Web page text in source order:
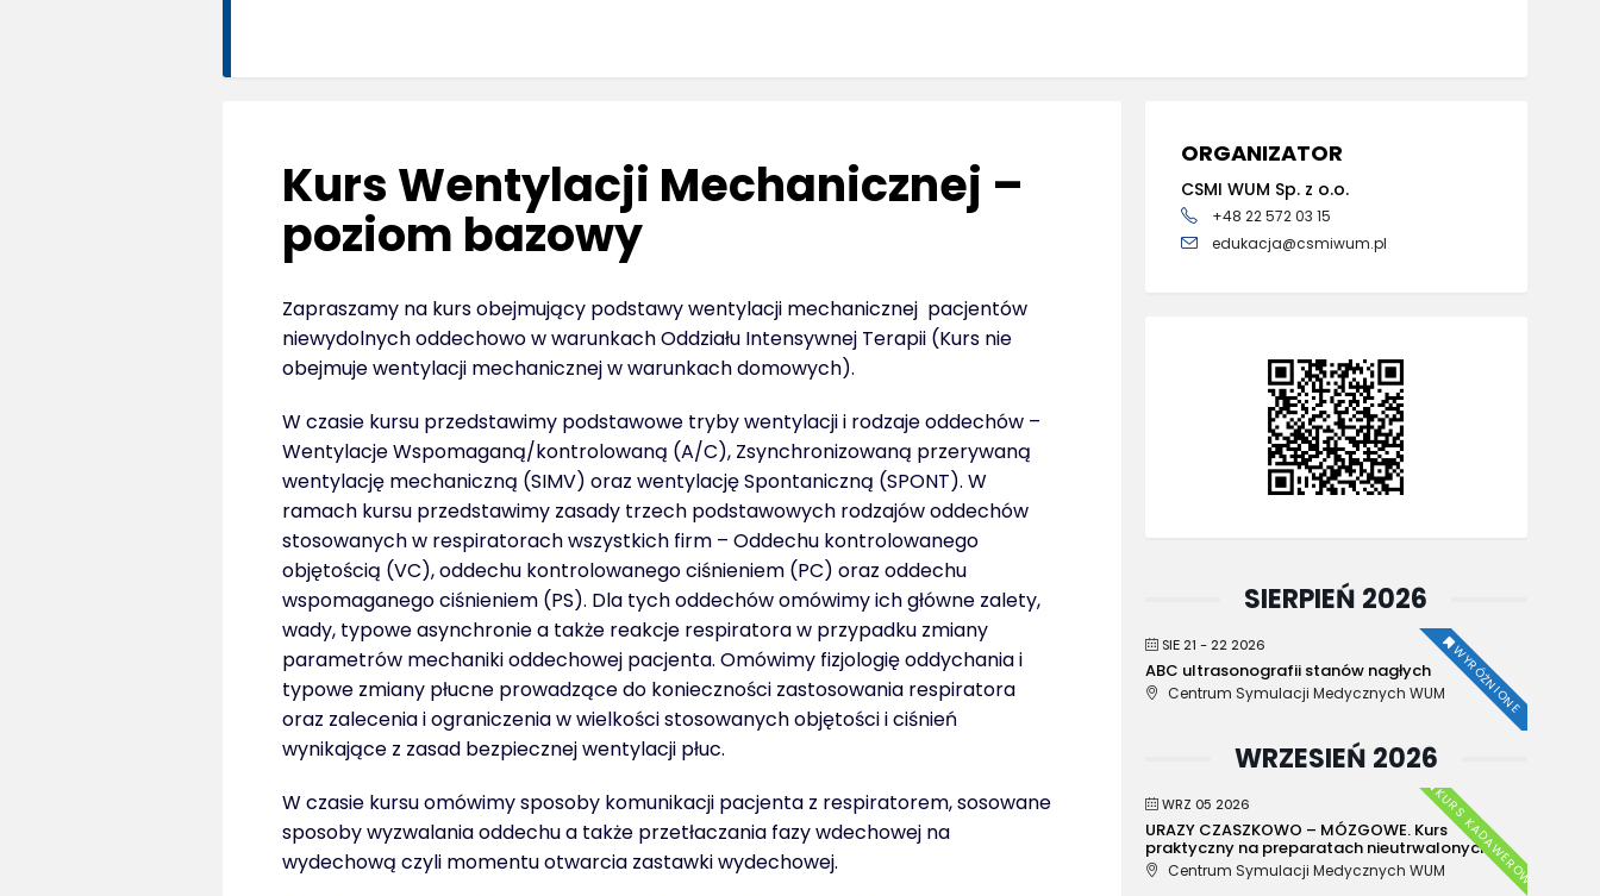
Kurs Wentylacji Mechanicznej –
poziom bazowy
Zapraszamy na kurs obejmujący podstawy wentylacji mechanicznej pacjentów
niewydolnych oddechowo w warunkach Oddziału Intensywnej Terapii (Kurs nie
obejmuje wentylacji mechanicznej w warunkach domowych).
W czasie kursu przedstawimy podstawowe tryby wentylacji i rodzaje oddechów –
Wentylacje Wspomaganą/kontrolowaną (A/C), Zsynchronizowaną przerywaną
wentylację mechaniczną (SIMV) oraz wentylację Spontaniczną (SPONT). W
ramach kursu przedstawimy zasady trzech podstawowych rodzajów oddechów
stosowanych w respiratorach wszystkich firm – Oddechu kontrolowanego
objętością (VC), oddechu kontrolowanego ciśnieniem (PC) oraz oddechu
wspomaganego ciśnieniem (PS). Dla tych oddechów omówimy ich główne zalety,
wady, typowe asynchronie a także reakcje respiratora w przypadku zmiany
parametrów mechaniki oddechowej pacjenta. Omówimy fizjologię oddychania i
typowe zmiany płucne prowadzące do konieczności zastosowania respiratora
oraz zalecenia i ograniczenia w wielkości stosowanych objętości i ciśnień
wynikające z zasad bezpiecznej wentylacji płuc.
W czasie kursu omówimy sposoby komunikacji pacjenta z respiratorem, sosowane
sposoby wyzwalania oddechu a także przetłaczania fazy wdechowej na
wydechową czyli momentu otwarcia zastawki wydechowej.
ORGANIZATOR
CSMI WUM Sp. z o.o.
+48 22 572 03 15
edukacja@csmiwum.pl
SIERPIEŃ 2026
SIE 21 - 22 2026 WYRÓŻNIONE
ABC ultrasonografii stanów nagłych
Centrum Symulacji Medycznych WUM
WRZESIEŃ 2026
WRZ 05 2026 KURS KADAWEROWY
URAZY CZASZKOWO – MÓZGOWE. Kurs
praktyczny na preparatach nieutrwalonych.
Centrum Symulacji Medycznych WUM